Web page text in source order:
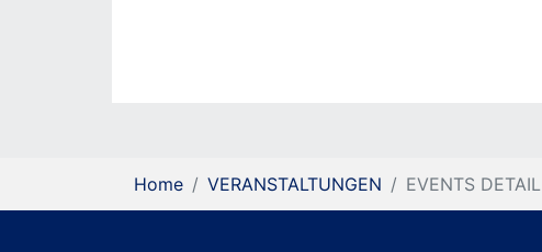
Home VERANSTALTUNGEN EVENTS DETAIL